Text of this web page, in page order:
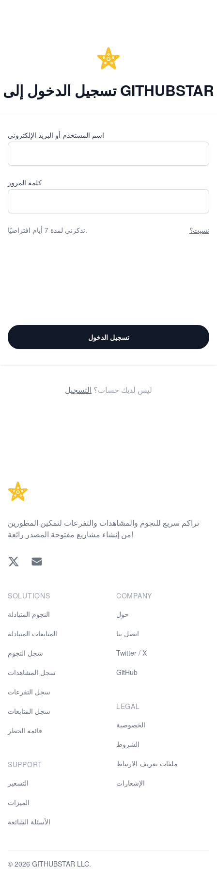
تسجيل الدخول إلى GITHUBSTAR
اسم المستخدم أو البريد الإلكتروني
كلمة المرور
تذكرني لمدة 7 أيام افتراضيًا. نسيت؟
تسجيل الدخول
ليس لديك حساب؟ التسجيل
تراكم سريع للنجوم والمشاهدات والتفرعات لتمكين المطورين
من إنشاء مشاريع مفتوحة المصدر رائعة!
Twitter EMAIL
SOLUTIONS
النجوم المتبادلة
المتابعات المتبادلة
سجل النجوم
سجل المشاهدات
سجل التفرعات
سجل المتابعات
قائمة الحظر
SUPPORT
التسعير
الميزات
الأسئلة الشائعة
COMPANY
حول
اتصل بنا
Twitter / X
GitHub
LEGAL
الخصوصية
الشروط
ملفات تعريف الارتباط
الإشعارات
© 2026 GITHUBSTAR LLC.